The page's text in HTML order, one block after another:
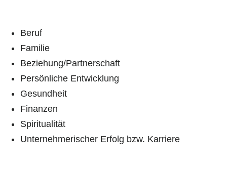
Beruf
Familie
Beziehung/Partnerschaft
Persönliche Entwicklung
Gesundheit
Finanzen
Spiritualität
Unternehmerischer Erfolg bzw. Karriere